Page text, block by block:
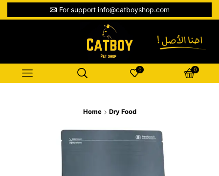
For support info@catboyshop.com
0 0
Home Dry Food